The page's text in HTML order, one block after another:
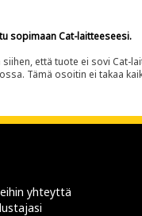
sopimaan Cat-laitteeseesi.
että tuote ei sovi Cat-
Tämä osoitin ei takaa
yhteyttä